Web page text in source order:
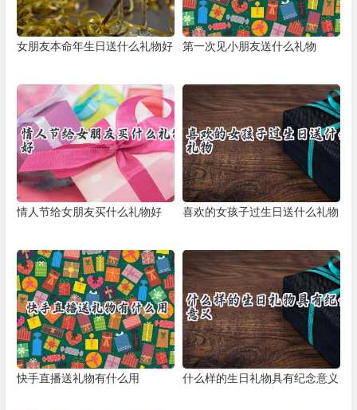
女朋友本命年生日送什么礼物好 第一次见小朋友送什么礼物
情人节给女朋友买什么礼物好 喜欢的女孩子过生日送什么礼物
快手直播送礼物有什么用 什么样的生日礼物具有纪念意义